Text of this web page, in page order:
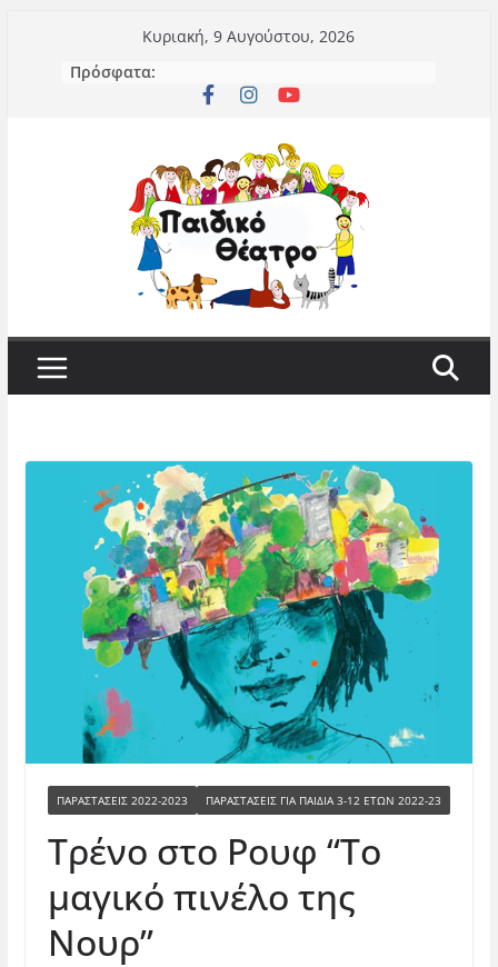
περιεχόμενο
Κυριακή, 9 Αυγούστου, 2026
Πρόσφατα:
ΠΑΡΑΣΤΆΣΕΙΣ 2022-2023 ΠΑΡΑΣΤΆΣΕΙΣ ΓΙΑ ΠΑΙΔΙΆ 3-12 ΕΤΏΝ 2022-23
Τρένο στο Ρουφ “Το
μαγικό πινέλο της
Νουρ”